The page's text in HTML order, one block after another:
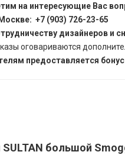
на интересующие Вас
+7 (903) 726-23-65
дизайнеров и
оговариваются
предоставляется
большой